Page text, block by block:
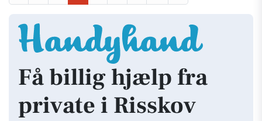
Få billig hjælp fra
private i Risskov